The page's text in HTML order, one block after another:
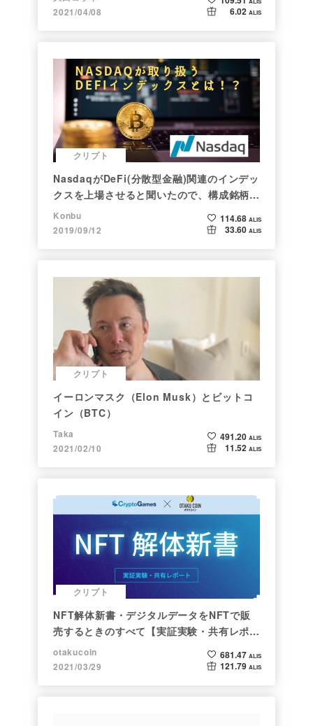
2021/04/08
6.02 ALIS
クリプト
NasdaqがDeFi(分散型金融)関連のインデッ
クスを上場させると聞いたので、構成銘柄を
調べてみた
Konbu
2019/09/12
114.68 ALIS
33.60 ALIS
クリプト
イーロンマスク（Elon Musk）とビットコ
イン（BTC）
Taka
2021/02/10
491.20 ALIS
11.52 ALIS
クリプト
NFT解体新書・デジタルデータをNFTで販
売するときのすべて【実証実験・共有レポー
ト】
otakucoin
2021/03/29
681.47 ALIS
121.79 ALIS